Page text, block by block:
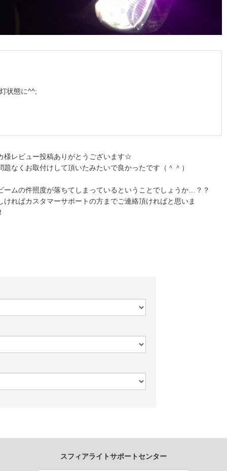
状態に^^;
様レビュー投稿ありがとうございます☆
題なくお取付けして頂いたみたいで良かったです（＾＾）
ームの件照度が落ちてしまっているということでしょうか…？？
ければカスタマーサポートの方までご連絡頂ければと思いま
スフィアライトサポートセンター